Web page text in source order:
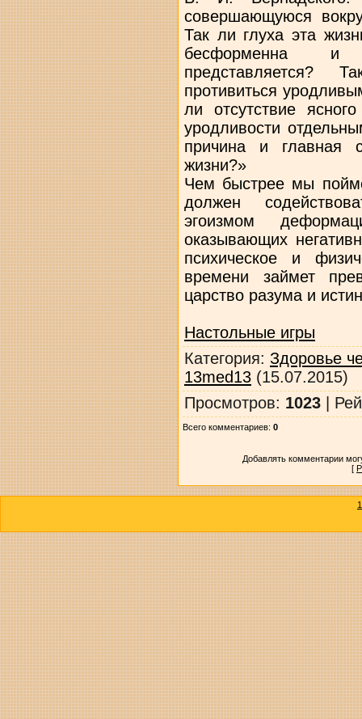
совершающуюся
Так ли глуха эта
бесформенна и
представляется?
противиться
ли отсутствие
уродливости
причина и главная
жизни?»
Чем быстрее мы
должен
эгоизмом
оказывающих
психическое и
времени займет
царство разума и
Настольные игры
Категория: Здоровье
13med13(15.07.2015)
Просмотров: 1023|
Всего комментариев: 0
Добавлять комментарии
[